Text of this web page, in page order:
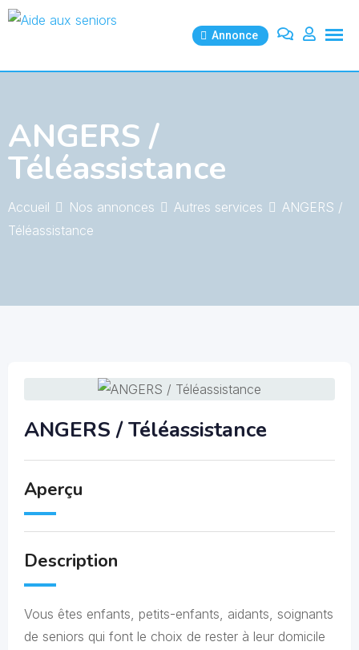
Skip
Annonce
ANGERS /
Téléassistance
Accueil Nos annonces Autres services
ANGERS /
Téléassistance
ANGERS / Téléassistance
Aperçu
Description
Vous êtes enfants, petits-enfants, aidants, soignants
de seniors qui font le choix de rester à leur domicile